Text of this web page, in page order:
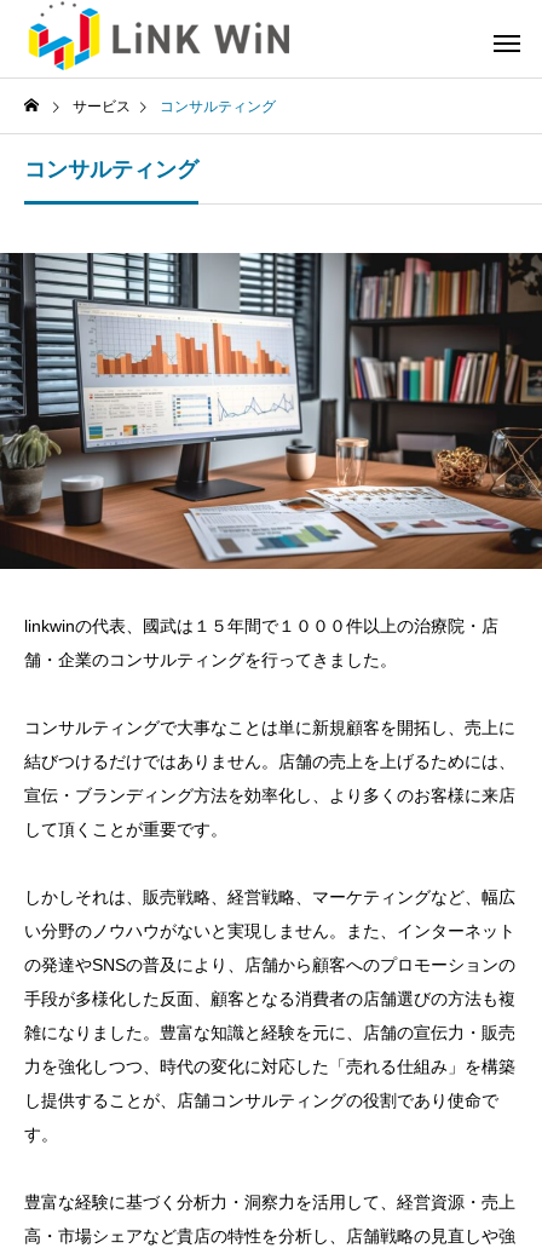
サービス コンサルティング
コンサルティング
linkwinの代表、國武は１５年間で１０００件以上の治療院・店
舗・企業のコンサルティングを行ってきました。
コンサルティングで大事なことは単に新規顧客を開拓し、売上に
結びつけるだけではありません。店舗の売上を上げるためには、
宣伝・ブランディング方法を効率化し、より多くのお客様に来店
して頂くことが重要です。
しかしそれは、販売戦略、経営戦略、マーケティングなど、幅広
い分野のノウハウがないと実現しません。また、インターネット
の発達やSNSの普及により、店舗から顧客へのプロモーションの
手段が多様化した反面、顧客となる消費者の店舗選びの方法も複
雑になりました。豊富な知識と経験を元に、店舗の宣伝力・販売
力を強化しつつ、時代の変化に対応した「売れる仕組み」を構築
し提供することが、店舗コンサルティングの役割であり使命で
す。
豊富な経験に基づく分析力・洞察力を活用して、経営資源・売上
高・市場シェアなど貴店の特性を分析し、店舗戦略の見直しや強